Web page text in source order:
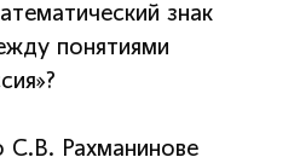
знак
понятиями
С.В. Рахманинове